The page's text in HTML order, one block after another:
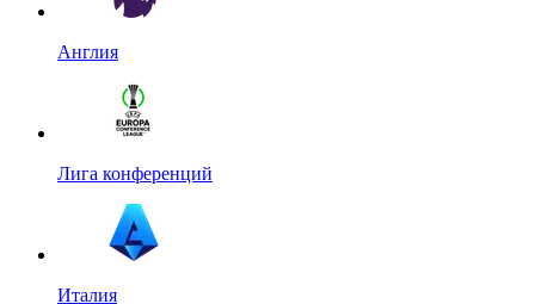
Англия
Лига конференций
Италия